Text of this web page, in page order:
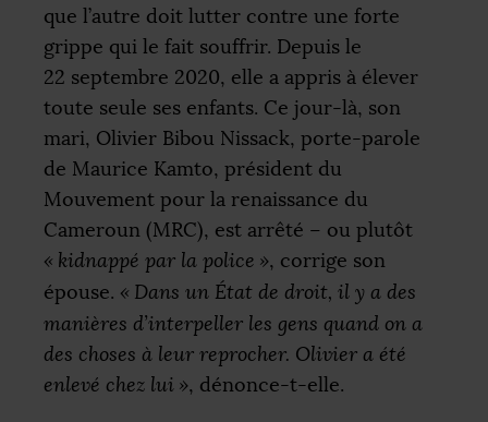
que l’autre doit lutter contre une forte
grippe qui le fait souffrir. Depuis le
22 septembre 2020, elle a appris à élever
toute seule ses enfants. Ce jour-là, son
mari, Olivier Bibou Nissack, porte-parole
de Maurice Kamto, président du
Mouvement pour la renaissance du
Cameroun (MRC), est arrêté – ou plutôt
« kidnappé par la police », corrige son
épouse. « Dans un État de droit, il y a des
manières d’interpeller les gens quand on a
des choses à leur reprocher. Olivier a été
enlevé chez lui », dénonce-t-elle.